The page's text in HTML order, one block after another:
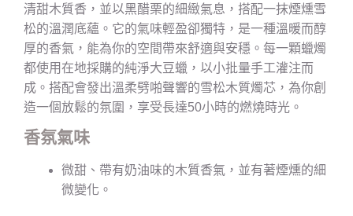
清甜木質香，並以黑醋栗的細緻氣息，搭配一抹煙燻雪
松的溫潤底蘊。它的氣味輕盈卻獨特，是一種溫暖而醇
厚的香氣，能為你的空間帶來舒適與安穩。每一顆蠟燭
都使用在地採購的純淨大豆蠟，以小批量手工灌注而
成。搭配會發出溫柔劈啪聲響的雪松木質燭芯，為你創
造一個放鬆的氛圍，享受長達50小時的燃燒時光。
香氛氣味
微甜、帶有奶油味的木質香氣，並有著煙燻的細
微變化。